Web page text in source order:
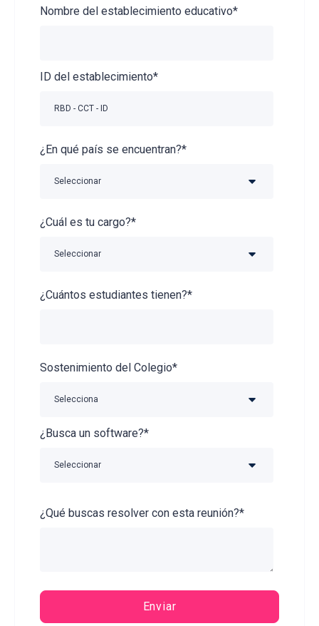
Nombre del establecimiento educativo*
ID del establecimiento*
¿En qué país se encuentran?*
¿Cuál es tu cargo?*
¿Cuántos estudiantes tienen?*
Sostenimiento del Colegio*
¿Busca un software?*
¿Qué buscas resolver con esta reunión?*